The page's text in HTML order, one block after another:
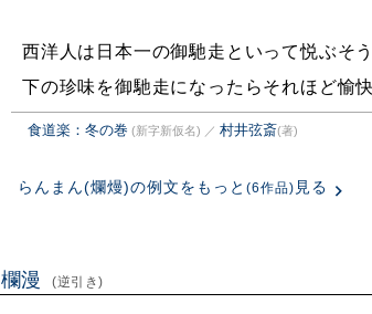
西洋人は日本一の御馳走といって悦ぶそ
下の珍味を御馳走になったらそれほど愉
食道楽：冬の巻 (新字新仮名) ／ 村井弦斎(著)
らんまん(爛熳)の例文をもっと (6作品) 見る
欄漫 (逆引き)